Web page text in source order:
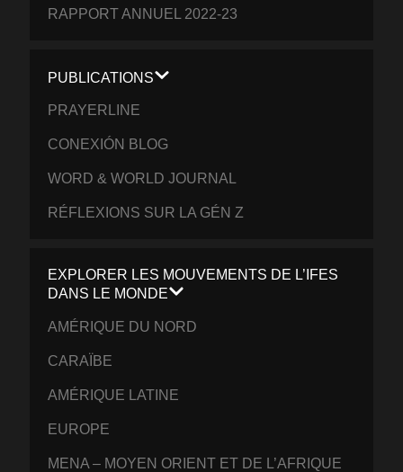
RAPPORT ANNUEL 2022-23
PUBLICATIONS
PRAYERLINE
CONEXIÓN BLOG
WORD & WORLD JOURNAL
RÉFLEXIONS SUR LA GÉN Z
EXPLORER LES MOUVEMENTS DE L’IFES
DANS LE MONDE
AMÉRIQUE DU NORD
CARAÏBE
AMÉRIQUE LATINE
EUROPE
MENA – MOYEN ORIENT ET DE L’AFRIQUE